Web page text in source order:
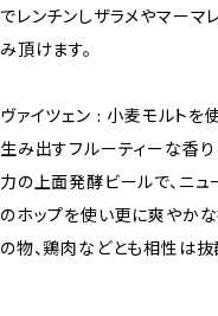
でレンチンしザラメやマーマ
み頂けます。
ヴァイツェン : 小麦モルトを
生み出すフルーティーな香
力の上面発酵ビールで、ニ
のホップを使い更に爽やか
の物、鶏肉などとも相性は抜